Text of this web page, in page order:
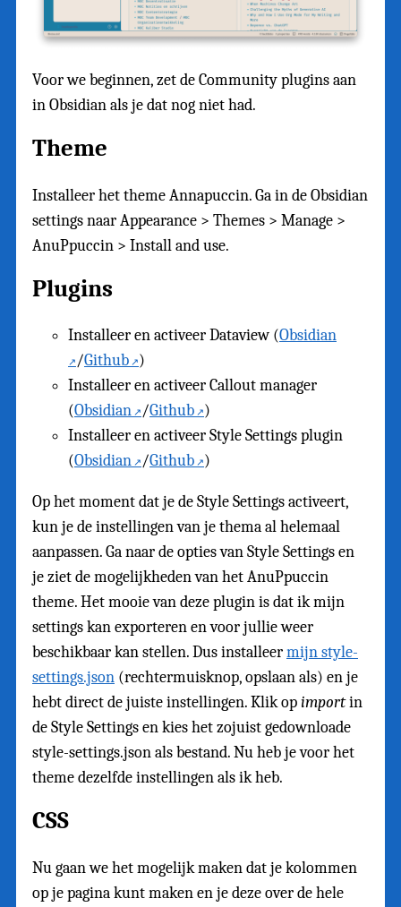
Voor we beginnen, zet de Community plugins aan
in Obsidian als je dat nog niet had.
Theme
Installeer het theme Annapuccin. Ga in de Obsidian
settings naar Appearance > Themes > Manage >
AnuPpuccin > Install and use.
Plugins
Installeer en activeer Dataview (Obsidian
/Github )
Installeer en activeer Callout manager
(Obsidian /Github )
Installeer en activeer Style Settings plugin
(Obsidian /Github )
Op het moment dat je de Style Settings activeert,
kun je de instellingen van je thema al helemaal
aanpassen. Ga naar de opties van Style Settings en
je ziet de mogelijkheden van het AnuPpuccin
theme. Het mooie van deze plugin is dat ik mijn
settings kan exporteren en voor jullie weer
beschikbaar kan stellen. Dus installeermijn style-
settings.json (rechtermuisknop, opslaan als) en je
hebt direct de juiste instellingen. Klik opimportin
de Style Settings en kies het zojuist gedownloade
style-settings.json als bestand. Nu heb je voor het
theme dezelfde instellingen als ik heb.
CSS
Nu gaan we het mogelijk maken dat je kolommen
op je pagina kunt maken en je deze over de hele